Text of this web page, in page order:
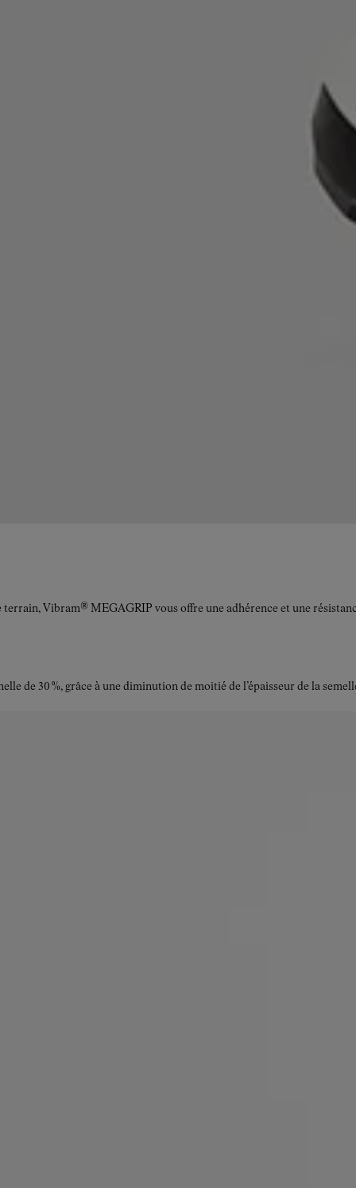
Vibram® MEGAGRIP vous offre une adhérence et une
de 30 %, grâce à une diminution de moitié de l’épaisseur de la